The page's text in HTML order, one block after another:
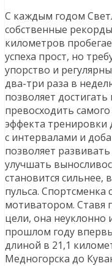
С каждым годом
собственные
километров
успеха прост, но
упорство и
два-три раза в
позволяет
превосходить
эффекта
с интервалами и
позволяет
улучшать
становится
пульса. Спортсменка
мотиватором. Ставя
цели, она неуклонно
прошлом году
длиной в 21,1
Медногорска до